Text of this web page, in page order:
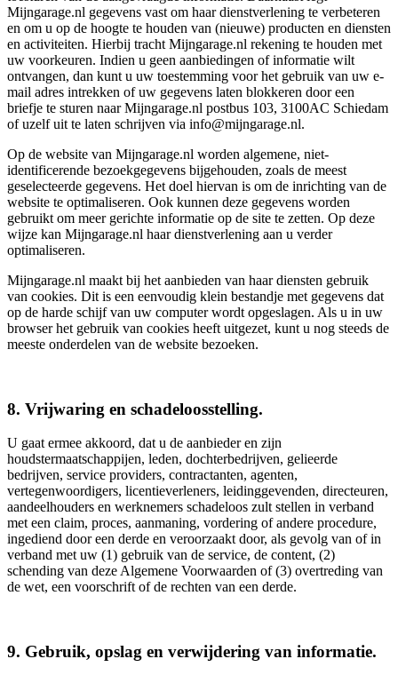
Mijngarage.nl gegevens vast om haar dienstverlening te verbeteren
en om u op de hoogte te houden van (nieuwe) producten en diensten
en activiteiten. Hierbij tracht Mijngarage.nl rekening te houden met
uw voorkeuren. Indien u geen aanbiedingen of informatie wilt
ontvangen, dan kunt u uw toestemming voor het gebruik van uw e-
mail adres intrekken of uw gegevens laten blokkeren door een
briefje te sturen naar Mijngarage.nl postbus 103, 3100AC Schiedam
of uzelf uit te laten schrijven via info@mijngarage.nl.
Op de website van Mijngarage.nl worden algemene, niet-
identificerende bezoekgegevens bijgehouden, zoals de meest
geselecteerde gegevens. Het doel hiervan is om de inrichting van de
website te optimaliseren. Ook kunnen deze gegevens worden
gebruikt om meer gerichte informatie op de site te zetten. Op deze
wijze kan Mijngarage.nl haar dienstverlening aan u verder
optimaliseren.
Mijngarage.nl maakt bij het aanbieden van haar diensten gebruik
van cookies. Dit is een eenvoudig klein bestandje met gegevens dat
op de harde schijf van uw computer wordt opgeslagen. Als u in uw
browser het gebruik van cookies heeft uitgezet, kunt u nog steeds de
meeste onderdelen van de website bezoeken.
8. Vrijwaring en schadeloosstelling.
U gaat ermee akkoord, dat u de aanbieder en zijn
houdstermaatschappijen, leden, dochterbedrijven, gelieerde
bedrijven, service providers, contractanten, agenten,
vertegenwoordigers, licentieverleners, leidinggevenden, directeuren,
aandeelhouders en werknemers schadeloos zult stellen in verband
met een claim, proces, aanmaning, vordering of andere procedure,
ingediend door een derde en veroorzaakt door, als gevolg van of in
verband met uw (1) gebruik van de service, de content, (2)
schending van deze Algemene Voorwaarden of (3) overtreding van
de wet, een voorschrift of de rechten van een derde.
9. Gebruik, opslag en verwijdering van informatie.